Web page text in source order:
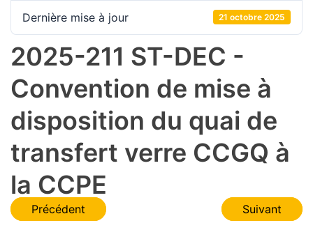
Dernière mise à jour 21 octobre 2025
2025-211 ST-DEC -
Convention de mise à
disposition du quai de
transfert verre CCGQ à
la CCPE
Navigation
Précédent Suivant